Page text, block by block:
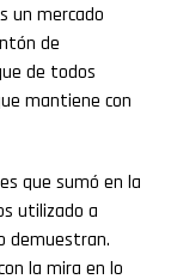
un mercado
de
de todos
mantiene con
que sumó en la
utilizado a
demuestran.
la mira en lo